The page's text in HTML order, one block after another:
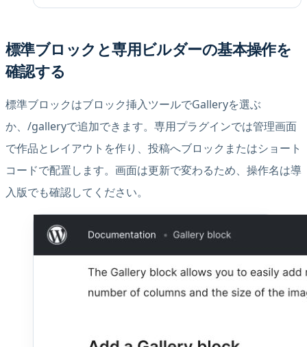
標準ブロックと専用ビルダーの基本操作を
確認する
標準ブロックはブロック挿入ツールでGalleryを選ぶ
か、/galleryで追加できます。専用プラグインでは管理画面
で作品とレイアウトを作り、投稿へブロックまたはショート
コードで配置します。画面は更新で変わるため、操作名は導
入版でも確認してください。